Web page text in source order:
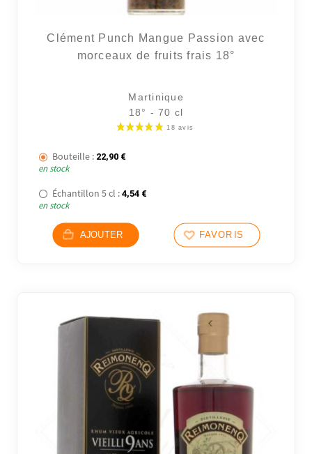
Clément Punch Mangue Passion avec
morceaux de fruits frais 18°
Martinique
18° - 70 cl
Bouteille : 22,90 €
en stock
Échantillon 5 cl : 4,54 €
en stock
AJOUTER FAVORIS